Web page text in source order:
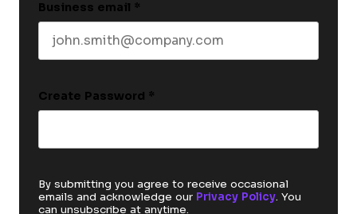
Business email *
Create Password *
By submitting you agree to receive occasional
emails and acknowledge our Privacy Policy. You
can unsubscribe at anytime.